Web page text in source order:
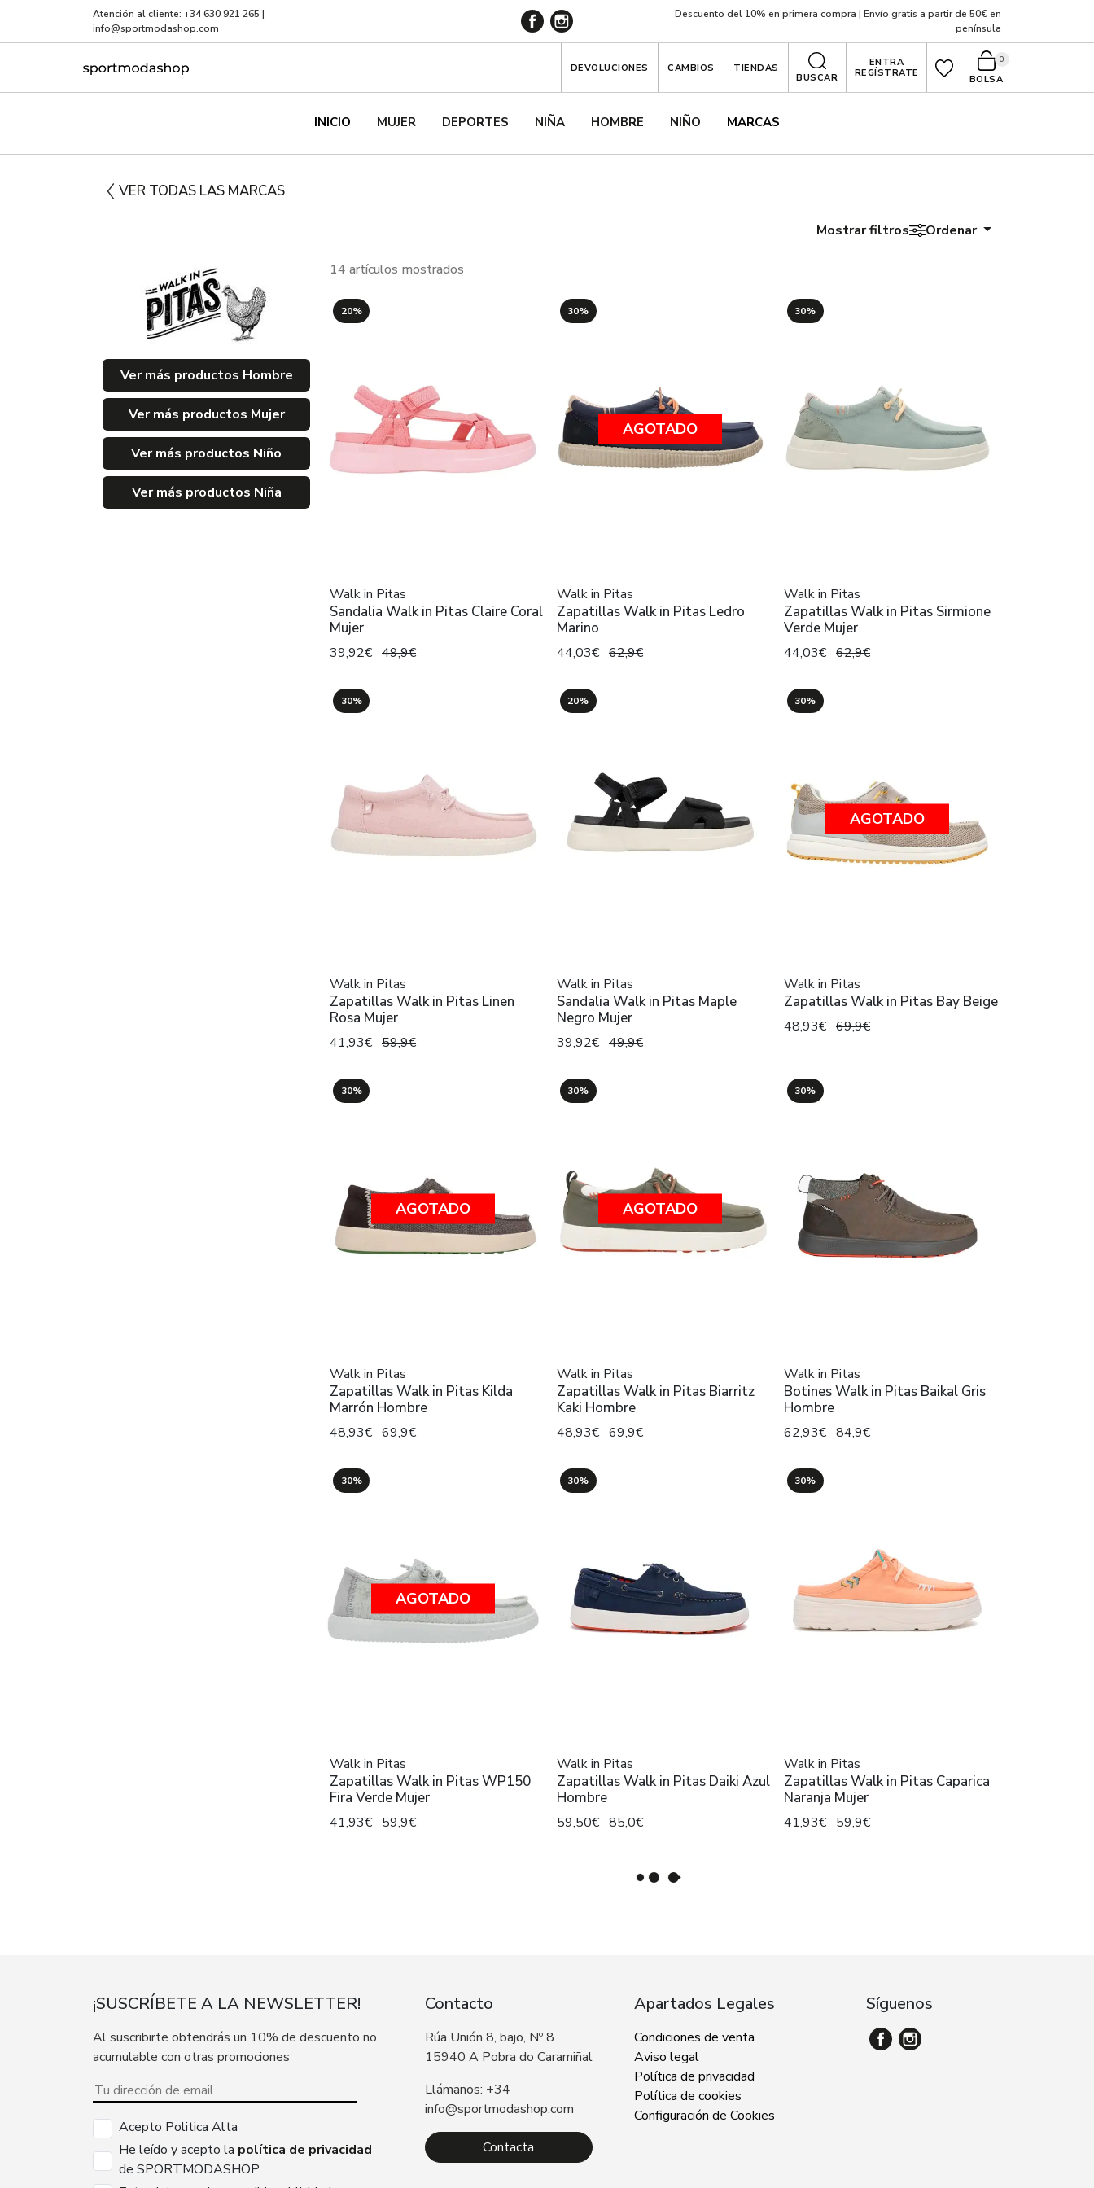
Atención al cliente: +34 630 921 265 |
info@sportmodashop.com
Descuento del 10% en primera compra | Envío gratis a partir de 50€ en
península
INICIO MUJER DEPORTES NIÑA HOMBRE NIÑO MARCAS
DEVOLUCIONES CAMBIOS
TIENDAS
BUSCAR
ENTRA
REGÍSTRATE
BOLSA
0
VER TODAS LAS MARCAS
Mostrar filtros Ordenar
Ver más productos Hombre
Ver más productos Mujer
Ver más productos Niño
Ver más productos Niña
14 artículos mostrados
20%
Walk in Pitas
Sandalia Walk in Pitas Claire Coral
Mujer
39,92€ 49,9€
30%
AGOTADO
Walk in Pitas
Zapatillas Walk in Pitas Ledro
Marino
44,03€ 62,9€
30%
Walk in Pitas
Zapatillas Walk in Pitas Sirmione
Verde Mujer
44,03€ 62,9€
30%
Walk in Pitas
Zapatillas Walk in Pitas Linen
Rosa Mujer
41,93€ 59,9€
20%
Walk in Pitas
Sandalia Walk in Pitas Maple
Negro Mujer
39,92€ 49,9€
30%
AGOTADO
Walk in Pitas
Zapatillas Walk in Pitas Bay Beige
48,93€ 69,9€
30%
AGOTADO
Walk in Pitas
Zapatillas Walk in Pitas Kilda
Marrón Hombre
48,93€ 69,9€
30%
AGOTADO
Walk in Pitas
Zapatillas Walk in Pitas Biarritz
Kaki Hombre
48,93€ 69,9€
30%
Walk in Pitas
Botines Walk in Pitas Baikal Gris
Hombre
62,93€ 84,9€
30%
AGOTADO
Walk in Pitas
Zapatillas Walk in Pitas WP150
Fira Verde Mujer
41,93€ 59,9€
30%
Walk in Pitas
Zapatillas Walk in Pitas Daiki Azul
Hombre
59,50€ 85,0€
30%
Walk in Pitas
Zapatillas Walk in Pitas Caparica
Naranja Mujer
41,93€ 59,9€
¡SUSCRÍBETE A LA NEWSLETTER!
Al suscribirte obtendrás un 10% de descuento no
acumulable con otras promociones
Acepto Politica Alta
He leído y acepto la política de privacidad
de SPORTMODASHOP.
Contacto
Rúa Unión 8, bajo, Nº 8
15940 A Pobra do Caramiñal
Llámanos: +34
info@sportmodashop.com
Contacta
Apartados Legales
Condiciones de venta
Aviso legal
Política de privacidad
Política de cookies
Configuración de Cookies
Síguenos